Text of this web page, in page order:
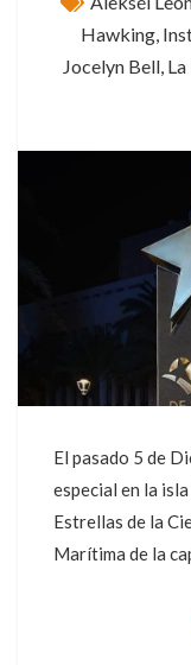
Hawking,
Jocelyn Bell,
El pasado 5 de
especial en la
Estrellas de la
Marítima de la